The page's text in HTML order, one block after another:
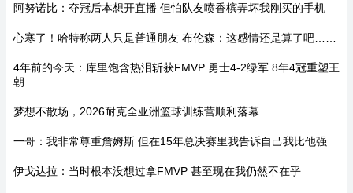
阿努诺比：夺冠后本想开直播 但怕队友喷香槟弄坏我刚买的手机
心寒了！哈特称两人只是普通朋友 布伦森：这感情还是算了吧……
4年前的今天：库里饱含热泪斩获FMVP 勇士4-2绿军 8年4冠重塑王
朝
梦想不散场，2026耐克全亚洲篮球训练营顺利落幕
一哥：我非常尊重詹姆斯 但在15年总决赛里我告诉自己我比他强
伊戈达拉：当时根本没想过拿FMVP 甚至现在我仍然不在乎